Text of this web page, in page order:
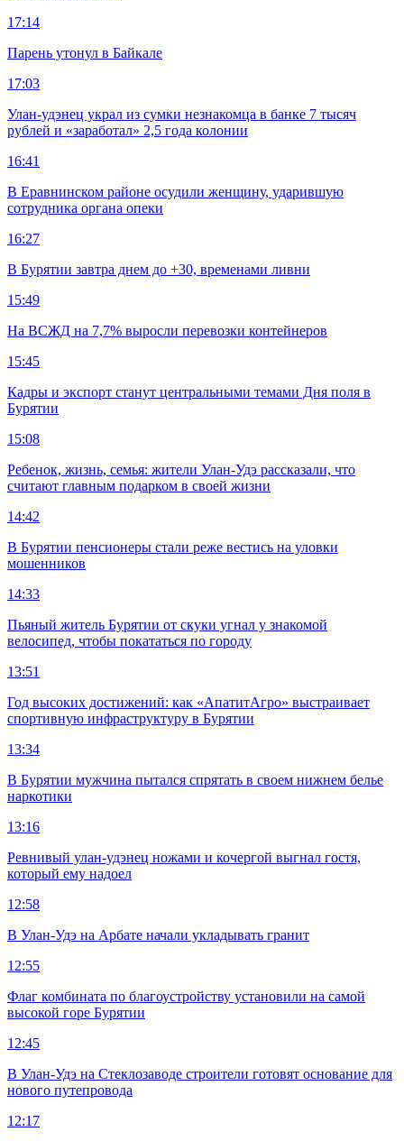
17:14
Парень утонул в Байкале
17:03
Улан-удэнец украл из сумки незнакомца в банке 7 тысяч
рублей и «заработал» 2,5 года колонии
16:41
В Еравнинском районе осудили женщину, ударившую
сотрудника органа опеки
16:27
В Бурятии завтра днем до +30, временами ливни
15:49
На ВСЖД на 7,7% выросли перевозки контейнеров
15:45
Кадры и экспорт станут центральными темами Дня поля в
Бурятии
15:08
Ребенок, жизнь, семья: жители Улан-Удэ рассказали, что
считают главным подарком в своей жизни
14:42
В Бурятии пенсионеры стали реже вестись на уловки
мошенников
14:33
Пьяный житель Бурятии от скуки угнал у знакомой
велосипед, чтобы покататься по городу
13:51
Год высоких достижений: как «АпатитАгро» выстраивает
спортивную инфраструктуру в Бурятии
13:34
В Бурятии мужчина пытался спрятать в своем нижнем белье
наркотики
13:16
Ревнивый улан-удэнец ножами и кочергой выгнал гостя,
который ему надоел
12:58
В Улан-Удэ на Арбате начали укладывать гранит
12:55
Флаг комбината по благоустройству установили на самой
высокой горе Бурятии
12:45
В Улан-Удэ на Стеклозаводе строители готовят основание для
нового путепровода
12:17